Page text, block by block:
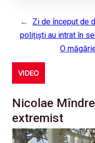
←
Zi de început de
polițiști au intrat în
O
VIDEO
Nicolae
extremist